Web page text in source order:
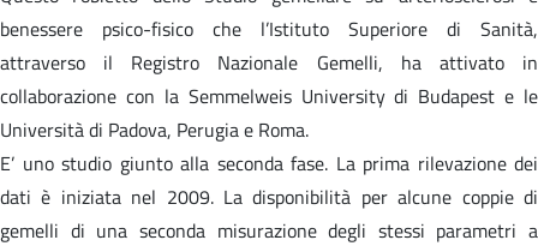
benessere psico-fisico che l’Istituto Superiore di Sanità,
attraverso il Registro Nazionale Gemelli, ha attivato in
collaborazione con la Semmelweis University di Budapest e le
Università di Padova, Perugia e Roma.
E’ uno studio giunto alla seconda fase. La prima rilevazione dei
dati è iniziata nel 2009. La disponibilità per alcune coppie di
gemelli di una seconda misurazione degli stessi parametri a